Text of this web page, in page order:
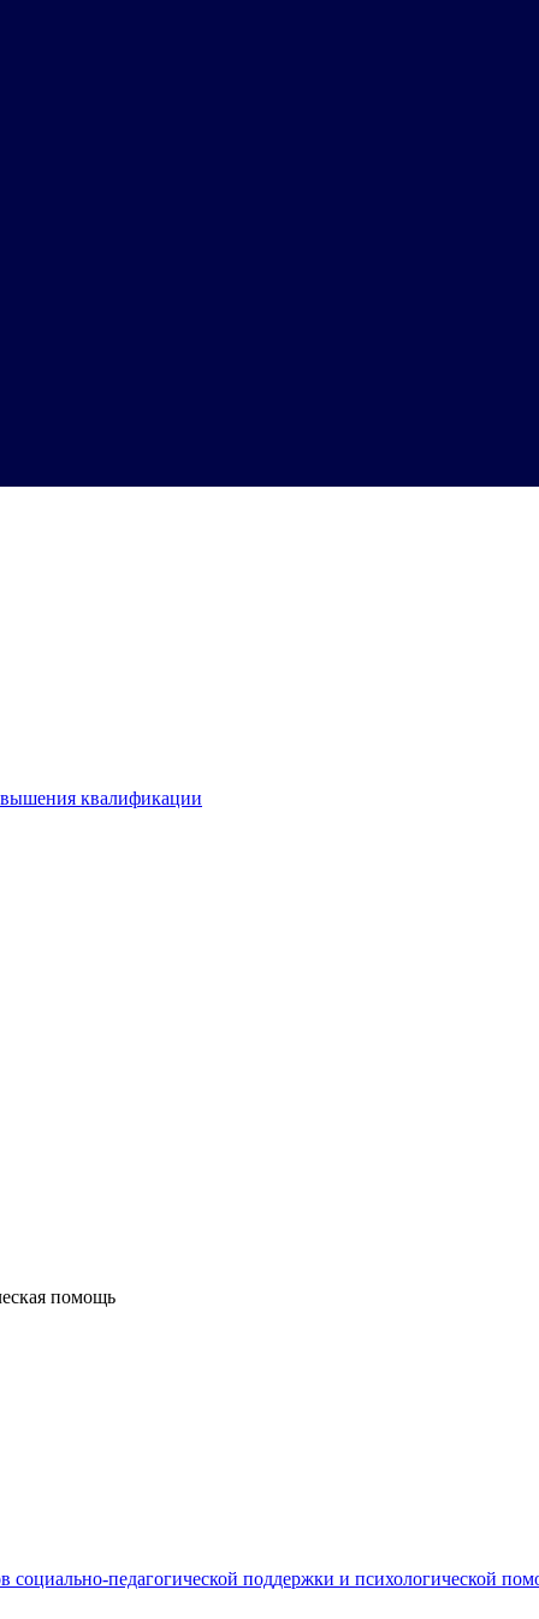
квалификации
помощь
педагогической поддержки и психологической